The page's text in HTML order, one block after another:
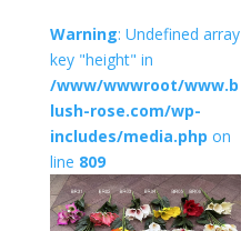
Warning: Undefined array
key "height" in
/www/wwwroot/www.b
lush-rose.com/wp-
includes/media.php on
line 809